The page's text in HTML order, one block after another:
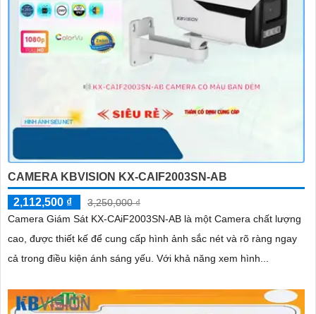
CAMERA KBVISION KX-CAIF2003SN-AB
2,112,500 ₫
3,250,000 ₫
Camera Giám Sát KX-CAiF2003SN-AB là một Camera chất lượng
cao, được thiết kế để cung cấp hình ảnh sắc nét và rõ ràng ngay
cả trong điều kiện ánh sáng yếu. Với khả năng xem hình...